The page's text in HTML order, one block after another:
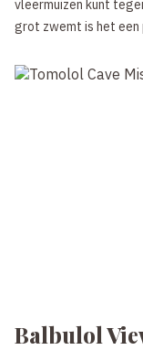
vleermuizen kunt
grot zwemt is het een
Balbulol